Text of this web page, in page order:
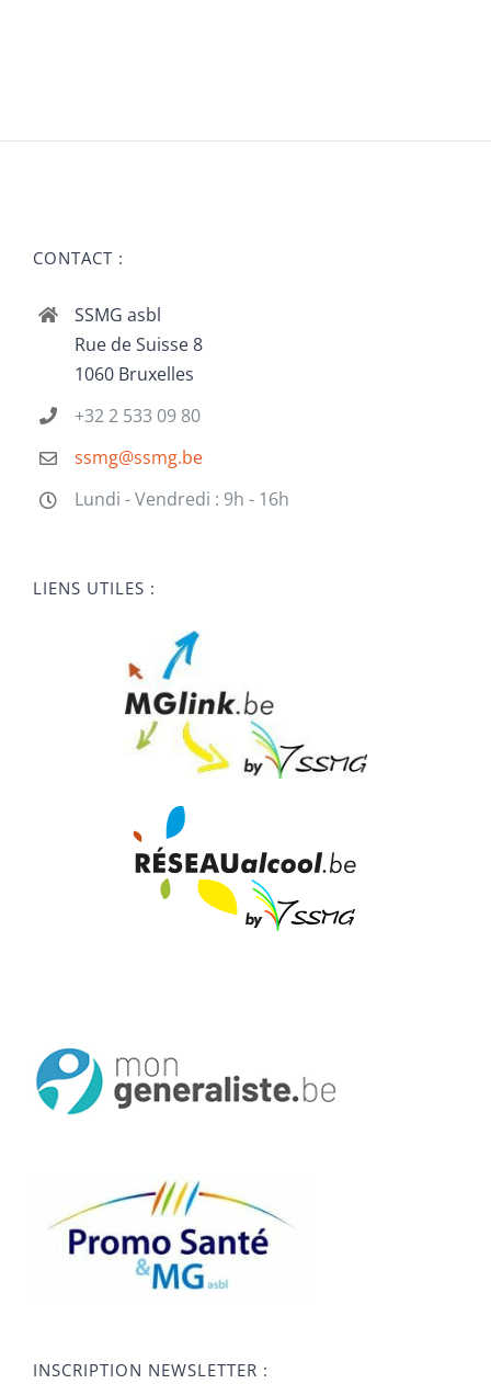
CONTACT :
SSMG asbl
Rue de Suisse 8
1060 Bruxelles
+32 2 533 09 80
ssmg@ssmg.be
Lundi - Vendredi : 9h - 16h
LIENS UTILES :
INSCRIPTION NEWSLETTER :